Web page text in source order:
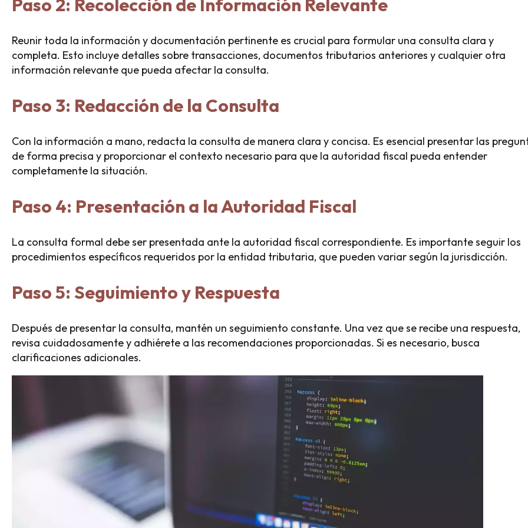
Paso 2: Recolección de Información Relevante
Reunir toda la información y documentación pertinente es crucial para formular una consulta clara y
completa. Esto incluye detalles sobre transacciones, documentos tributarios anteriores y cualquier otra
información relevante que pueda afectar la consulta.
Paso 3: Redacción de la Consulta
Con la información a mano, redacta la consulta de manera clara y concisa. Es esencial presentar las
de forma precisa y proporcionar el contexto necesario para que la autoridad fiscal pueda entender
completamente la situación.
Paso 4: Presentación a la Autoridad Fiscal
La consulta formal debe ser presentada ante la autoridad fiscal correspondiente. Es importante seguir los
procedimientos específicos requeridos por la entidad tributaria, que pueden variar según la jurisdicción.
Paso 5: Seguimiento y Respuesta
Después de presentar la consulta, mantén un seguimiento constante. Una vez que se recibe una respuesta,
revisa cuidadosamente y adhiérete a las recomendaciones proporcionadas. Si es necesario, busca
clarificaciones adicionales.